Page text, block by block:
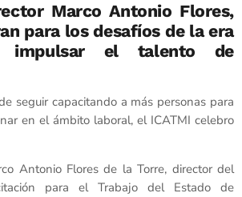
Marco Antonio Flores,
para los desafíos de la era
impulsar el talento de
seguir capacitando a más personas para
en el ámbito laboral, el ICATMI celebro
Antonio Flores de la Torre, director del
para el Trabajo del Estado de